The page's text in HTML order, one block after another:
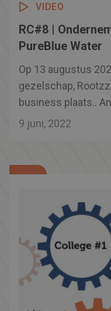
VIDEO
RC#8 |
PureBlue Water
Op 13 augustus
gezelschap,
business plaats..
Water vertelt over
economie en willen
van water: met
hoogwaardige
producten zijn wij
Een echt bedrijf
naar het verhaal
je meer weten
9 juni, 2022